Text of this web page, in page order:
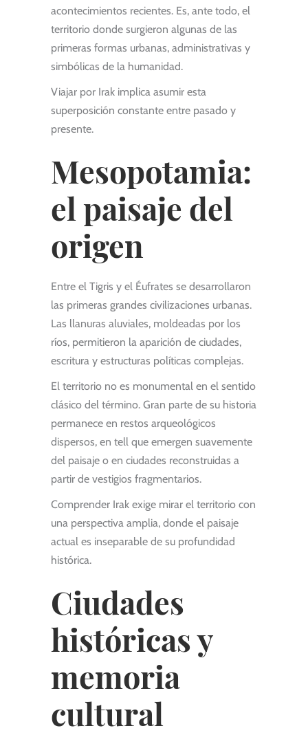
acontecimientos recientes. Es, ante todo, el
territorio donde surgieron algunas de las
primeras formas urbanas, administrativas y
simbólicas de la humanidad.
Viajar por Irak implica asumir esta
superposición constante entre pasado y
presente.
Mesopotamia:
el paisaje del
origen
Entre el Tigris y el Éufrates se desarrollaron
las primeras grandes civilizaciones urbanas.
Las llanuras aluviales, moldeadas por los
ríos, permitieron la aparición de ciudades,
escritura y estructuras políticas complejas.
El territorio no es monumental en el sentido
clásico del término. Gran parte de su historia
permanece en restos arqueológicos
dispersos, en tell que emergen suavemente
del paisaje o en ciudades reconstruidas a
partir de vestigios fragmentarios.
Comprender Irak exige mirar el territorio con
una perspectiva amplia, donde el paisaje
actual es inseparable de su profundidad
histórica.
Ciudades
históricas y
memoria
cultural